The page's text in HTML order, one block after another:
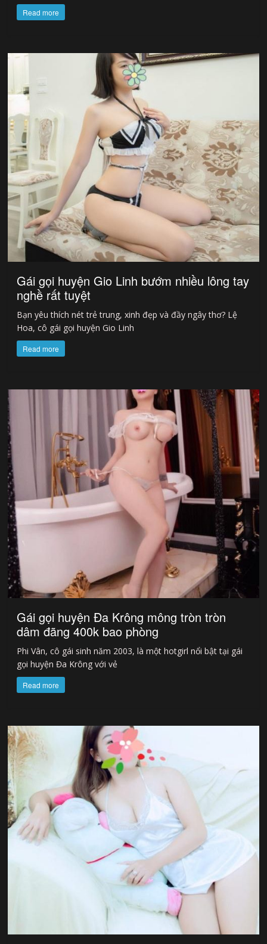
Read more
Gái gọi huyện Gio Linh bướm nhiều lông tay
nghề rất tuyệt
Bạn yêu thích nét trẻ trung, xinh đẹp và đầy ngây thơ? Lệ
Hoa, cô gái gọi huyện Gio Linh
Read more
Gái gọi huyện Đa Krông mông tròn tròn
dâm đãng 400k bao phòng
Phi Vân, cô gái sinh năm 2003, là một hotgirl nổi bật tại gái
gọi huyện Đa Krông với vẻ
Read more